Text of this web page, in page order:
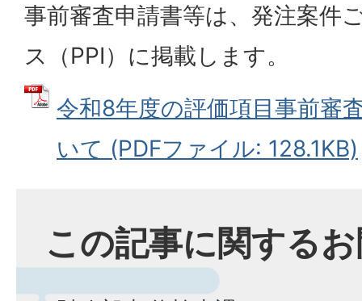
事前審査申請書等は、発注案件
ス（PPI）に掲載します。
令和8年度の評価項目事前審
いて (PDFファイル: 128.1KB)
この記事に関する